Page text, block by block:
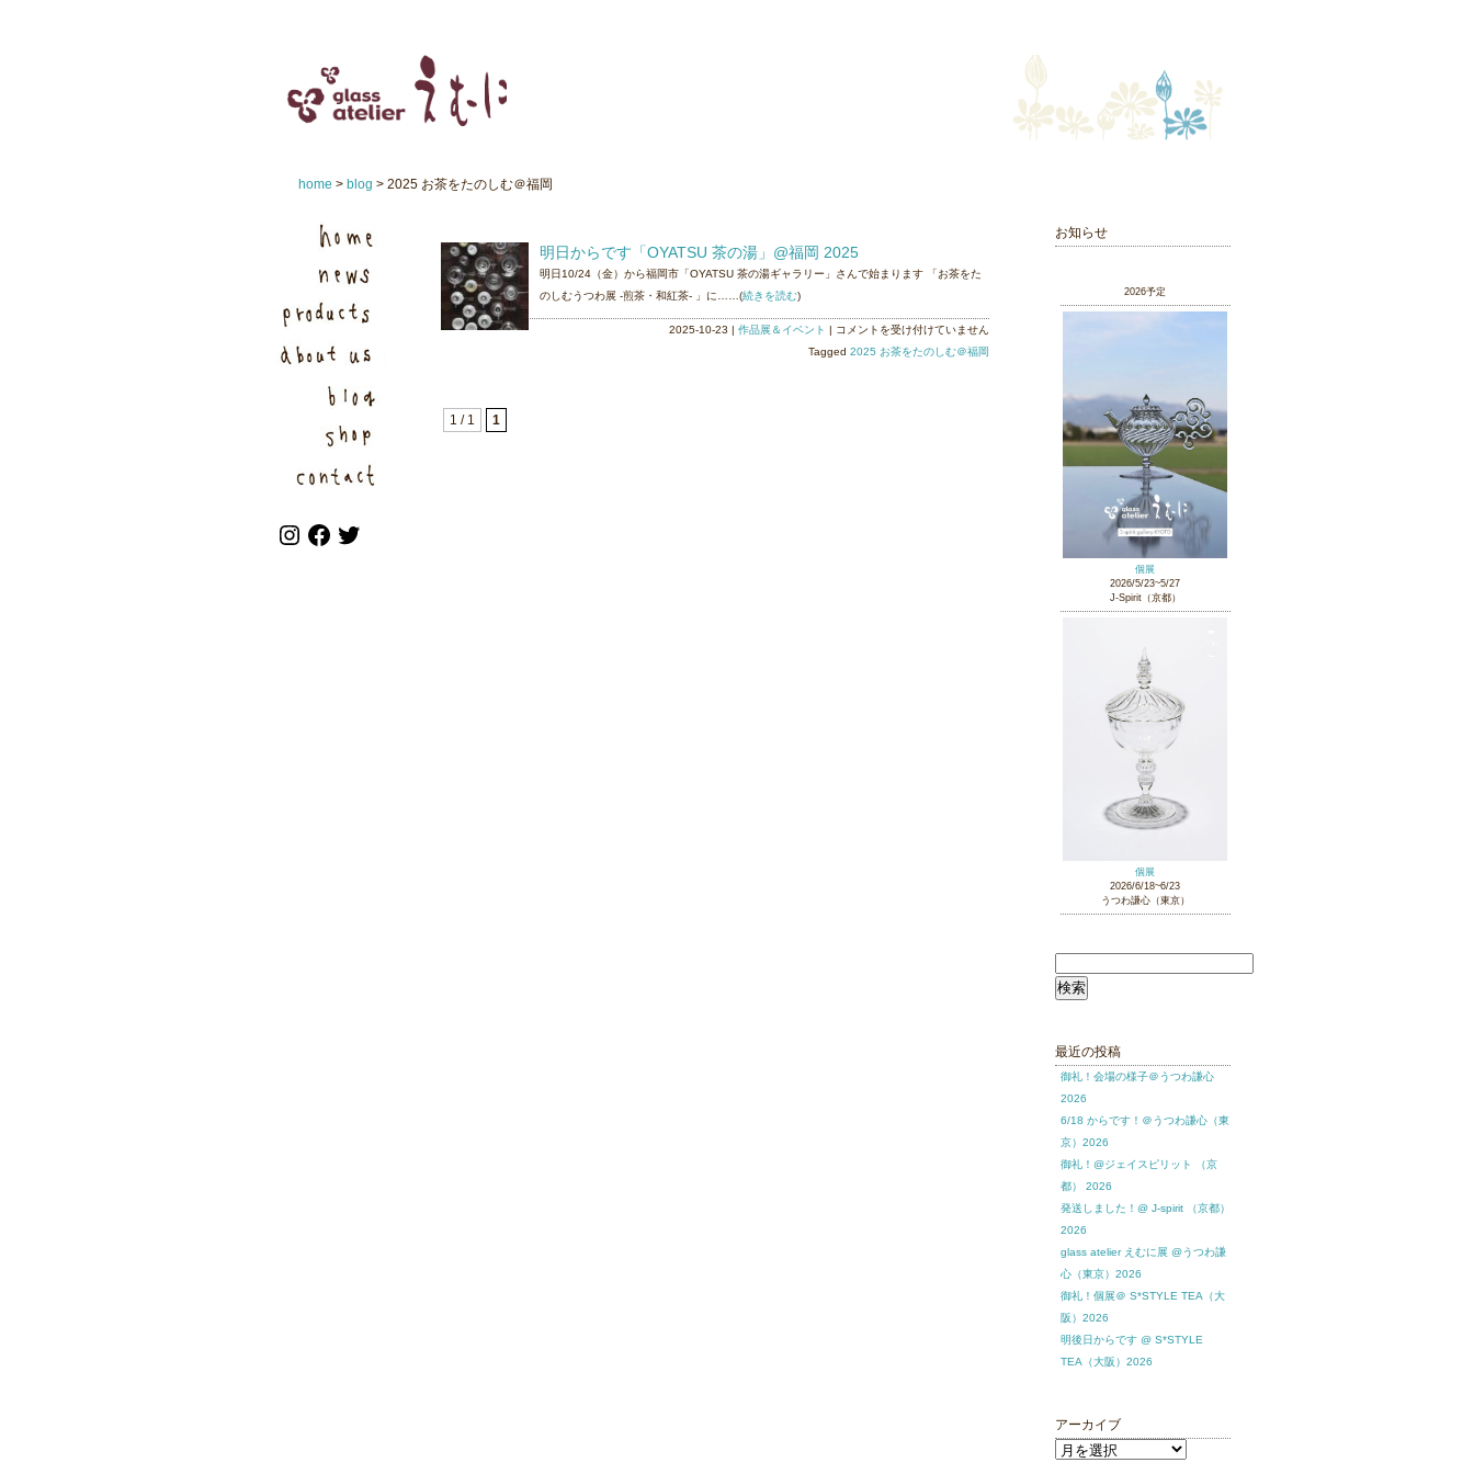
home > blog > 2025 お茶をたのしむ＠福岡
明日からです「OYATSU 茶の湯」@福岡 2025
明日10/24（金）から福岡市「OYATSU 茶の湯ギャラリー」さんで始まります 「お茶をた
のしむうつわ展 -煎茶・和紅茶- 」に……(続きを読む)
2025-10-23 | 作品展＆イベント | 明
日
コメントを受け付けていません
Tagged 2025 お茶をたのしむ＠福岡
1 / 1 1
お知らせ
2026予定
個展
2026/5/23~5/27
J-Spirit（京都）
個展
2026/6/18~6/23
うつわ謙心（東京）
索:
最近の投稿
御礼！会場の様子＠うつわ謙心
2026
6/18 からです！＠うつわ謙心（東
京）2026
御礼！@ジェイスピリット （京
都） 2026
発送しました！@ J-spirit （京都）
2026
glass atelier えむに展 @うつわ謙
心（東京）2026
御礼！個展＠ S*STYLE TEA（大
阪）2026
明後日からです @ S*STYLE
TEA（大阪）2026
アーカイブ
ア